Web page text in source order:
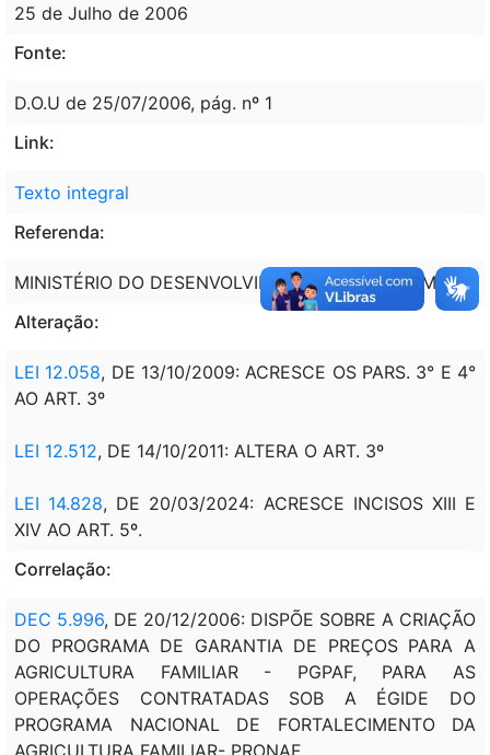
25 de Julho de 2006
Fonte:
D.O.U de 25/07/2006, pág. nº 1
Link:
Texto integral
Referenda:
MINISTÉRIO DO DESENVOLVIMENTO AGRÁRIO - MDA
Alteração:
LEI 12.058, DE 13/10/2009: ACRESCE OS PARS. 3° E 4°
AO ART. 3º
LEI 12.512, DE 14/10/2011: ALTERA O ART. 3º
LEI 14.828, DE 20/03/2024: ACRESCE INCISOS XIII E
XIV AO ART. 5º.
Correlação:
DEC 5.996, DE 20/12/2006: DISPÕE SOBRE A CRIAÇÃO
DO PROGRAMA DE GARANTIA DE PREÇOS PARA A
AGRICULTURA FAMILIAR - PGPAF, PARA AS
OPERAÇÕES CONTRATADAS SOB A ÉGIDE DO
PROGRAMA NACIONAL DE FORTALECIMENTO DA
AGRICULTURA FAMILIAR- PRONAF.